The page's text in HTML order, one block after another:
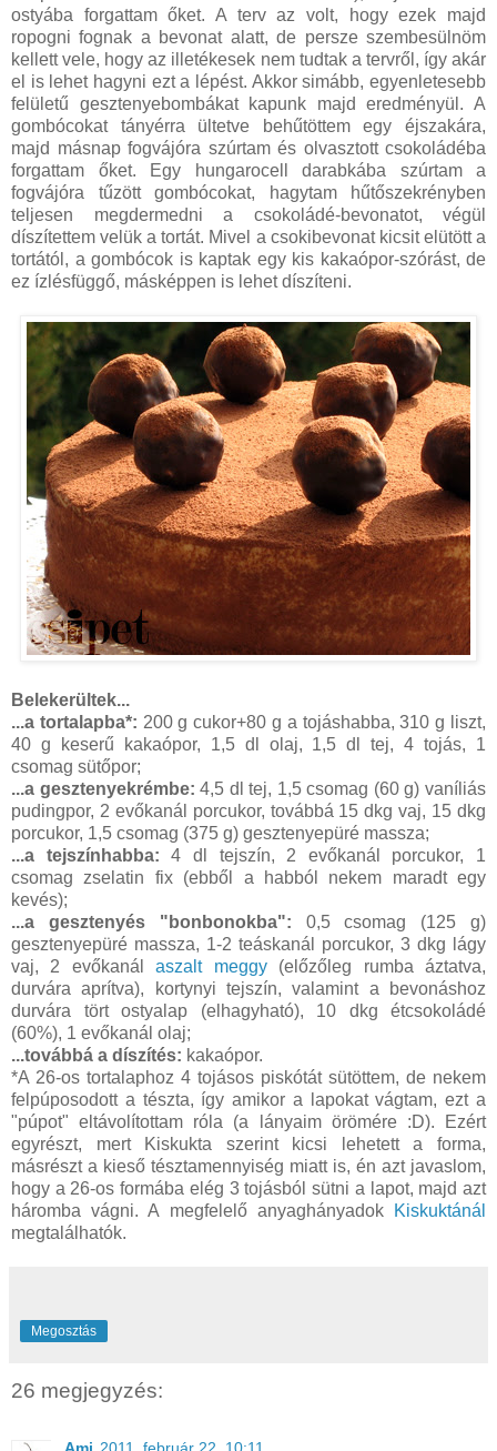
ostyába forgattam őket. A terv az volt, hogy ezek majd
ropogni fognak a bevonat alatt, de persze szembesülnöm
kellett vele, hogy az illetékesek nem tudtak a tervről, így akár
el is lehet hagyni ezt a lépést. Akkor simább, egyenletesebb
felületű gesztenyebombákat kapunk majd eredményül. A
gombócokat tányérra ültetve behűtöttem egy éjszakára,
majd másnap fogvájóra szúrtam és olvasztott csokoládéba
forgattam őket. Egy hungarocell darabkába szúrtam a
fogvájóra tűzött gombócokat, hagytam hűtőszekrényben
teljesen megdermedni a csokoládé-bevonatot, végül
díszítettem velük a tortát. Mivel a csokibevonat kicsit elütött a
tortától, a gombócok is kaptak egy kis kakaópor-szórást, de
ez ízlésfüggő, másképpen is lehet díszíteni.
Belekerültek...
...a tortalapba*: 200 g cukor+80 g a tojáshabba, 310 g liszt,
40 g keserű kakaópor, 1,5 dl olaj, 1,5 dl tej, 4 tojás, 1
csomag sütőpor;
...a gesztenyekrémbe: 4,5 dl tej, 1,5 csomag (60 g) vaníliás
pudingpor, 2 evőkanál porcukor, továbbá 15 dkg vaj, 15 dkg
porcukor, 1,5 csomag (375 g) gesztenyepüré massza;
...a tejszínhabba: 4 dl tejszín, 2 evőkanál porcukor, 1
csomag zselatin fix (ebből a habból nekem maradt egy
kevés);
...a gesztenyés "bonbonokba": 0,5 csomag (125 g)
gesztenyepüré massza, 1-2 teáskanál porcukor, 3 dkg lágy
vaj, 2 evőkanálaszalt meggy(előzőleg rumba áztatva,
durvára aprítva), kortynyi tejszín, valamint a bevonáshoz
durvára tört ostyalap (elhagyható), 10 dkg étcsokoládé
(60%), 1 evőkanál olaj;
...továbbá a díszítés: kakaópor.
*A 26-os tortalaphoz 4 tojásos piskótát sütöttem, de nekem
felpúposodott a tészta, így amikor a lapokat vágtam, ezt a
"púpot" eltávolítottam róla (a lányaim örömére :D). Ezért
egyrészt, mert Kiskukta szerint kicsi lehetett a forma,
másrészt a kieső tésztamennyiség miatt is, én azt javaslom,
hogy a 26-os formába elég 3 tojásból sütni a lapot, majd azt
háromba vágni. A megfelelő anyaghányadok
Kiskuktánál
megtalálhatók.
Megosztás
26 megjegyzés: